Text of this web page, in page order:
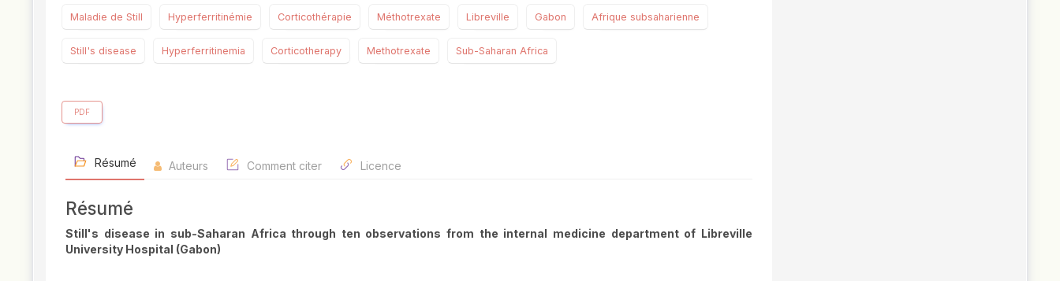
Maladie de Still Hyperferritinémie Corticothérapie Méthotrexate Libreville Gabon Afrique subsaharienne
Still's disease Hyperferritinemia Corticotherapy Methotrexate Sub-Saharan Africa
PDF
Résumé Auteurs Comment citer Licence
Résumé
Still's disease in sub-Saharan Africa through ten observations from the internal medicine department of Libreville
University Hospital (Gabon)